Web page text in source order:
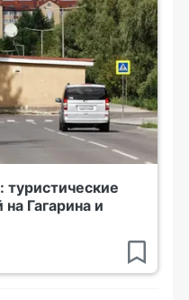
туристические
Гагарина и